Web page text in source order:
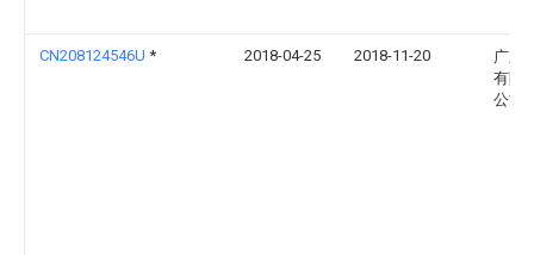
CN208124546U * 2018-04-25 2018-11-20
广东
有限
公司